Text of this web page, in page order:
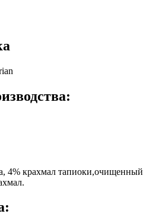
4% крахмал тапиоки,очищенный